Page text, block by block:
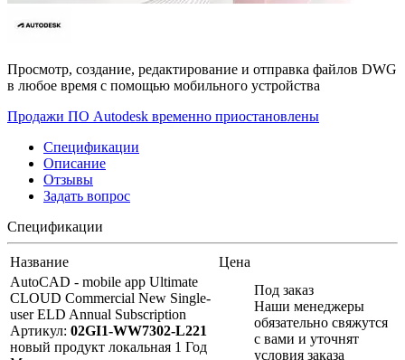
Просмотр, создание, редактирование и отправка файлов DWG
в любое время с помощью мобильного устройства
Продажи ПО Autodesk временно приостановлены
Спецификации
Описание
Отзывы
Задать вопрос
Спецификации
Название
Цена
AutoCAD - mobile app Ultimate
CLOUD Commercial New Single-
user ELD Annual Subscription
Артикул: 02GI1-WW7302-L221
новый продукт локальная 1 Год
Под заказ
Наши менеджеры
обязательно свяжутся
с вами и уточнят
условия заказа